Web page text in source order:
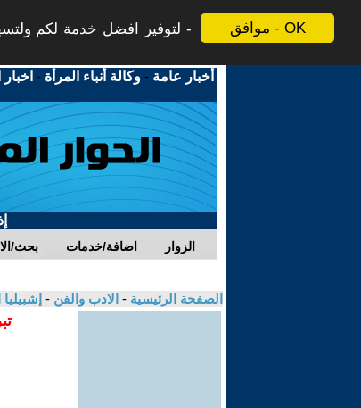
موافق - OK
لتوفير افضل خدمة لكم
أخبار عامة -وكالة أنباء المرأة -
بحث/ اضافة/خدمات الزوار
الصفحة الرئيسية - الادب والفن -